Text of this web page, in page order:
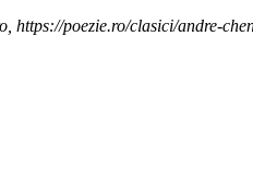
https://poezie.ro/clasici/andre-